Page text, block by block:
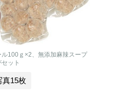
100ｇ×2、無添加麻辣スープ
ット
真15枚